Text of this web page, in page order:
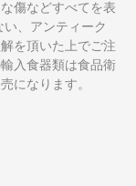
傷などすべてを表
、アンティーク
を頂いた上でご注
入食器類は食品衛
になります。